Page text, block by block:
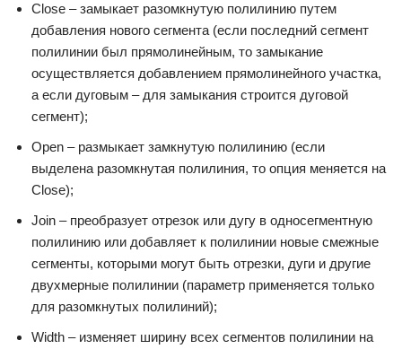
Close – замыкает разомкнутую полилинию путем
добавления нового сегмента (если последний сегмент
полилинии был прямолинейным, то замыкание
осуществляется добавлением прямолинейного участка,
а если дуговым – для замыкания строится дуговой
сегмент);
Open – размыкает замкнутую полилинию (если
выделена разомкнутая полилиния, то опция меняется на
Close);
Join – преобразует отрезок или дугу в односегментную
полилинию или добавляет к полилинии новые смежные
сегменты, которыми могут быть отрезки, дуги и другие
двухмерные полилинии (параметр применяется только
для разомкнутых полилиний);
Width – изменяет ширину всех сегментов полилинии на